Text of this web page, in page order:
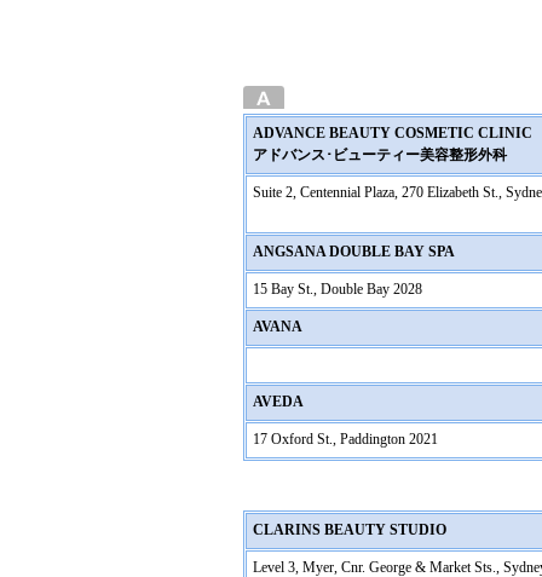
ADVANCE BEAUTY COSMETIC CLINIC
アドバンス･ビューティー美容整形外科
Suite 2, Centennial Plaza, 270 Elizabeth St.,
ANGSANA DOUBLE BAY SPA
15 Bay St., Double Bay 2028
AVANA
AVEDA
17 Oxford St., Paddington 2021
CLARINS BEAUTY STUDIO
Level 3, Myer, Cnr. George & Market Sts.,